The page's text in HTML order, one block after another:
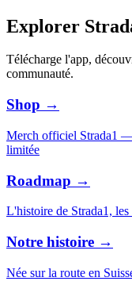
Explorer
Télécharge l'app,
communauté.
Shop →
Merch officiel Strada1 —
limitée
Roadmap →
L'histoire de Strada1, les
Notre histoire →
Née sur la route en